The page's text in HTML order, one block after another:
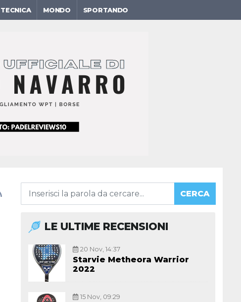
TECNICA MONDO SPORTANDO
CERCA
LE ULTIME RECENSIONI
20 Nov, 14:37
Starvie Metheora Warrior
2022
15 Nov, 09:29